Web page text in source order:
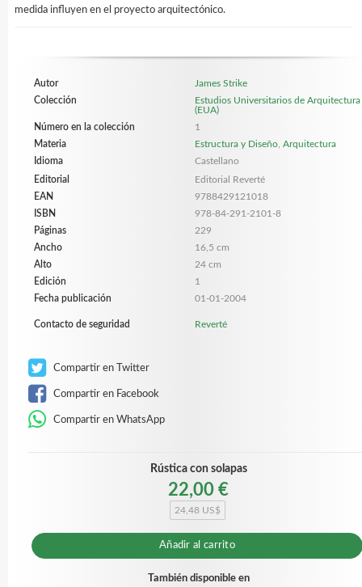
medida influyen en el proyecto arquitectónico.
Autor
James Strike
Colección
Estudios Universitarios de Arquitectura
(EUA)
Número en la colección
1
Materia
Estructura y Diseño, Arquitectura
Idioma
Castellano
Editorial
Editorial Reverté
EAN
9788429121018
ISBN
978-84-291-2101-8
Páginas
229
Ancho
16,5 cm
Alto
24 cm
Edición
1
Fecha publicación
01-01-2004
Contacto de seguridad Reverté
Compartir en Twitter
Compartir en Facebook
Compartir en WhatsApp
Rústica con solapas
22,00 €
24,48 US$
Añadir al carrito
También disponible en